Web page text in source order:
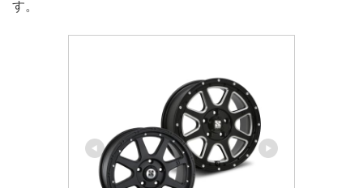
す。